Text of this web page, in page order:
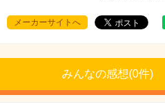
メーカーサイトへ
みんなの感想(0件)